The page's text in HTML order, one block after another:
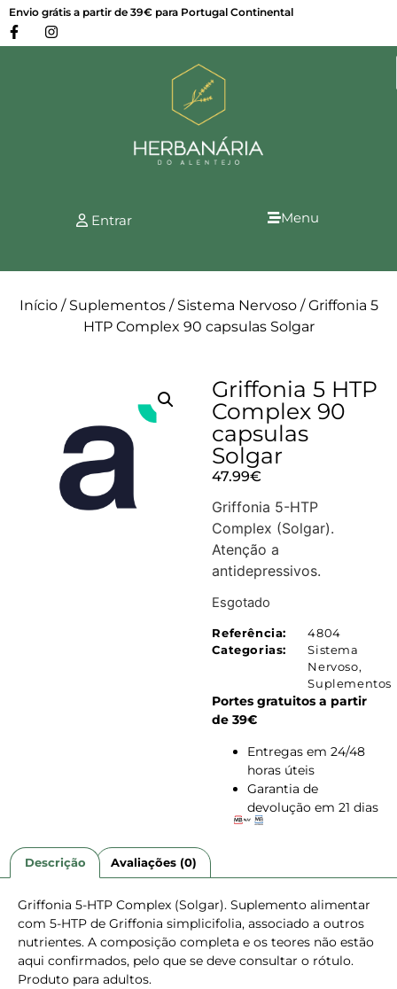
Envio grátis a partir de 39€ para Portugal Continental
Entrar Menu
Início/ Suplementos/ Sistema Nervoso/ Griffonia 5
HTP Complex 90 capsulas Solgar
Griffonia 5 HTP
Complex 90
capsulas
Solgar
47.99€
Griffonia 5-HTP
Complex (Solgar).
Atenção a
antidepressivos.
Esgotado
Referência:
4804
Categorias:
Sistema
Nervoso,
Suplementos
Portes gratuitos a partir
de 39€
Entregas em 24/48
horas úteis
Garantia de
devolução em 21 dias
Descrição Avaliações (0)
Griffonia 5-HTP Complex (Solgar). Suplemento alimentar
com 5-HTP de Griffonia simplicifolia, associado a outros
nutrientes. A composição completa e os teores não estão
aqui confirmados, pelo que se deve consultar o rótulo.
Produto para adultos.